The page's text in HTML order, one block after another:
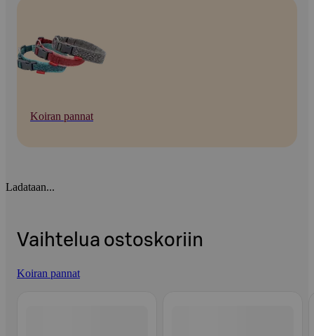
Koiran pannat
Ladataan...
Vaihtelua ostoskoriin
Koiran pannat